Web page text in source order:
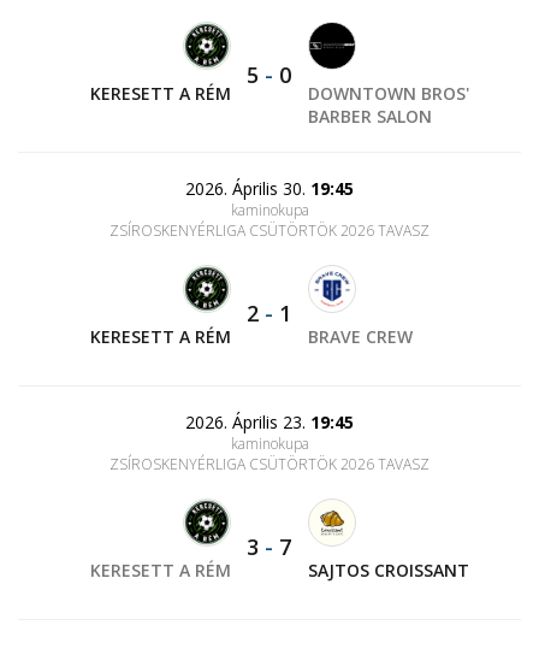
KERESETT A RÉM
5 - 0
DOWNTOWN BROS'
BARBER SALON
2026. Április 30. 19:45
kaminokupa
ZSÍROSKENYÉRLIGA CSÜTÖRTÖK 2026 TAVASZ
KERESETT A RÉM
2 - 1
BRAVE CREW
2026. Április 23. 19:45
kaminokupa
ZSÍROSKENYÉRLIGA CSÜTÖRTÖK 2026 TAVASZ
KERESETT A RÉM
3 - 7
SAJTOS CROISSANT